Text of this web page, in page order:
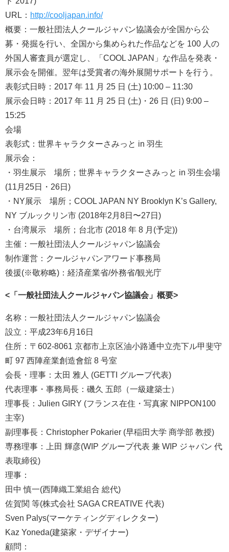
URL： http://cooljapan.info/
概要：一般社団法人クールジャパン協議会が全国から公
募・発掘を行い、全国から集められた作品などを 100 人の
外国人審査員が選定し、「COOL JAPAN」な作品を発表・
展示会を開催。翌年は受賞者の海外展開サポートを行う。
表彰式日時：2017 年 11 月 25 日 (土) 10:00 – 11:30
展示会日時：2017 年 11 月 25 日 (土)・26 日 (日) 9:00 –
15:25
会場
表彰式：世界キャラクターさみっと in 羽生
展示会：
・羽生展示 場所；世界キャラクターさみっと in 羽生会場
(11月25日・26日)
・NY展示 場所；COOL JAPAN NY Brooklyn K’s Gallery,
NY ブルックリン市 (2018年2月8日〜27日)
・台湾展示 場所；台北市 (2018 年 8 月(予定))
主催：一般社団法人クールジャパン協議会
制作運営：クールジャパンアワード事務局
後援(※敬称略)：経済産業省/外務省/観光庁
<「一般社団法人クールジャパン協議会」概要>
名称：一般社団法人クールジャパン協議会
設立：平成23年6月16日
住所：〒602-8061 京都市上京区油小路通中立売下ル甲斐守
町 97 西陣産業創造會舘 8 号室
会長・理事：太田 雅人 (GETTI グループ代表)
代表理事・事務局長：磯久 五郎（一級建築士）
理事長：Julien GIRY (フランス在住・写真家 NIPPON100
主宰)
副理事長：Christopher Pokarier (早稲田大学 商学部 教授)
専務理事：上田 輝彦(WIP グループ代表 兼 WIP ジャパン 代
表取締役)
理事：
田中 慎一(西陣織工業組合 総代)
佐賀関 等(株式会社 SAGA CREATIVE 代表)
Sven Palys(マーケティングディレクター)
Kaz Yoneda(建築家・デザイナー)
顧問：